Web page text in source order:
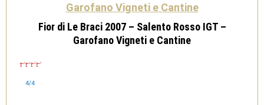
Garofano Vigneti e Cantine
Fior di Le Braci 2007 – Salento Rosso IGT –
Garofano Vigneti e Cantine
4/4